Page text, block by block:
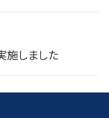
施しました